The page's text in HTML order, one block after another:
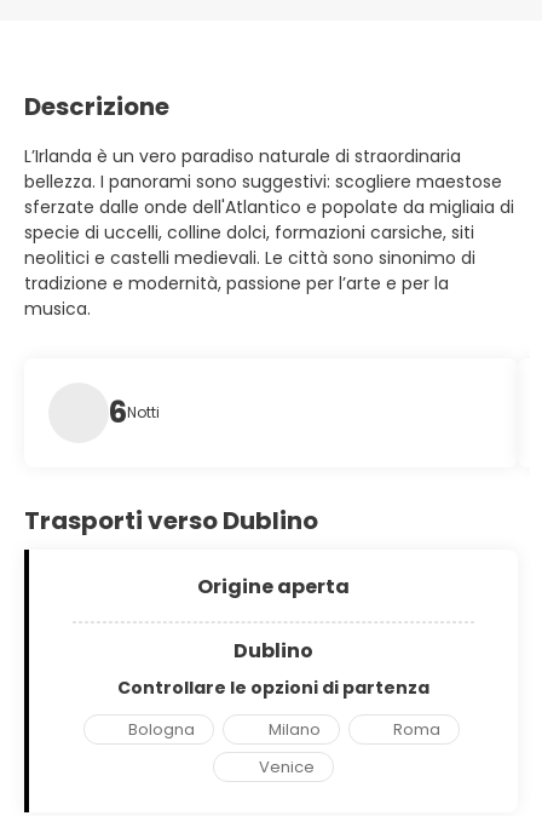
Descrizione
L’Irlanda è un vero paradiso naturale di straordinaria
bellezza. I panorami sono suggestivi: scogliere maestose
sferzate dalle onde dell'Atlantico e popolate da migliaia di
specie di uccelli, colline dolci, formazioni carsiche, siti
neolitici e castelli medievali. Le città sono sinonimo di
tradizione e modernità, passione per l’arte e per la
musica.
6Notti
Trasporti verso Dublino
Origine aperta
Dublino
Controllare le opzioni di partenza
Bologna Milano
Roma
Venice